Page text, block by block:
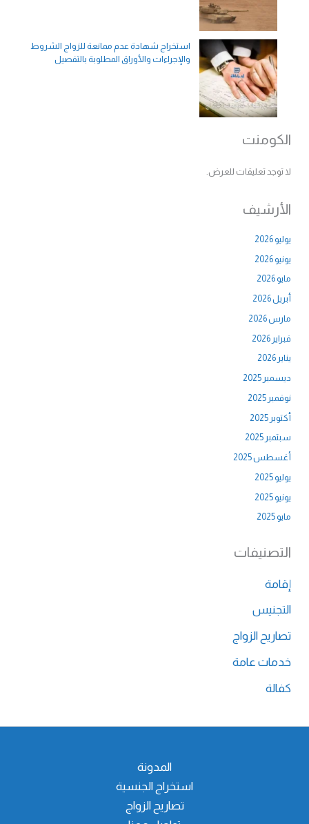
استخراج شهادة عدم ممانعة للزواج الشروط
والإجراءات والأوراق المطلوبة بالتفصيل
الكومنت
لا توجد تعليقات للعرض.
الأرشيف
يوليو 2026
يونيو 2026
مايو 2026
أبريل 2026
مارس 2026
فبراير 2026
يناير 2026
ديسمبر 2025
نوفمبر 2025
أكتوبر 2025
سبتمبر 2025
أغسطس 2025
يوليو 2025
يونيو 2025
مايو 2025
التصنيفات
إقامة
التجنيس
تصاريح الزواج
خدمات عامة
كفالة
المدونة
استخراج الجنسية
تصاريح الزواج